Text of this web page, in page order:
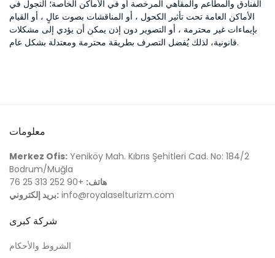
الفنادق والمطاعم والمقاهي المرخصة أو في الأماكن الخاصة؛ التجول في
الأماكن العامة تحت تأثير الكحول ، أو المناقشات بصوت عالٍ ، أو القيام
بإيماءات غير محترمة ، أو التصوير دون إذن يمكن أن يؤدي إلى مشكلات
قانونية، لذلك يُفضل التصرف بطريقة محترمة ومعتدلة بشكل عام.
معلومات
Merkez Ofis: Yeniköy Mah. Kıbrıs Şehitleri Cad. No: 184/2
Bodrum/Muğla
هاتف: +90 252 313 25 76
بريد إلكتروني: info@royalaselturizm.com
شركة كبرى
الشروط والأحكام